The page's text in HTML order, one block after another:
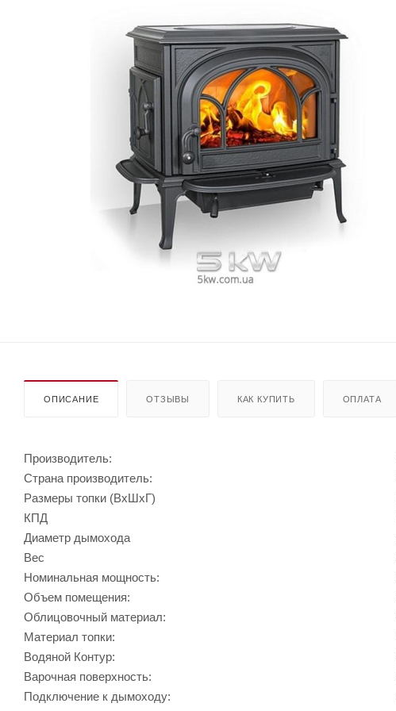
ОПИСАНИЕ ОТЗЫВЫ КАК КУПИТЬ ОПЛАТА
Производитель:
Страна производитель:
Размеры топки (ВхШхГ)
КПД
Диаметр дымохода
Вес
Номинальная мощность:
Объем помещения:
Облицовочный материал:
Материал топки:
Водяной Контур:
Варочная поверхность:
Подключение к дымоходу: